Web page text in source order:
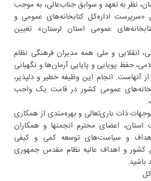
نظر به تعهد و سوابق جناب‌عالی، به موجب
«سرپرست اداره‌کل کتابخانه‌های عمومی و
عمومی استان لرستان» تعیین
انقلابی و ملی همه مدیران فرهنگی نظام
حفظ پویایی و پایایی آرمان‌ها و نگهبانی
از آنهاست. انجام این وظیفه خطیر و دلپذیر،
عمومی کشور در قامت یک واجب
ذات باری‌تعالی و بهره‌مندی از همکاری
استان، اعضای محترم انجمنها و همکاران
و سیاست‌های توسعه کمی و کیفی
کشور و اهداف عالیه نظام مقدس جمهوری
باشید.